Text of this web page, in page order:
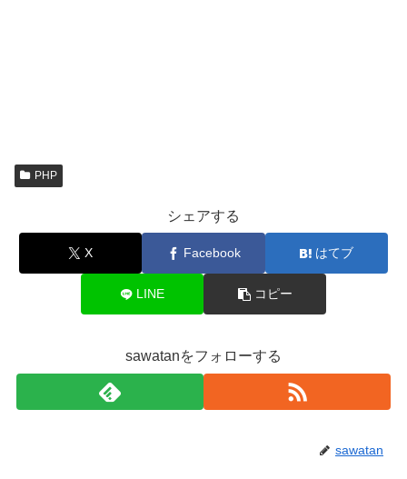
PHP
シェアする
X Facebook はてブ
LINE コピー
sawatanをフォローする
sawatan